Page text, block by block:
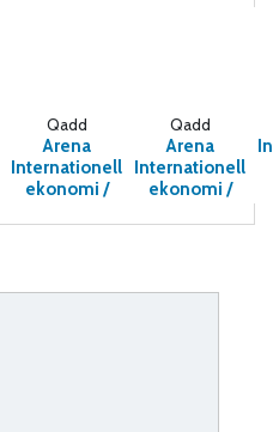
Qadd
Arena
Internationell
ekonomi /
Qadd
Arena
Internationell
ekonomi /